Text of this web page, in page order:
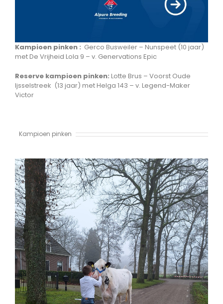
Kampioen pinken : Gerco Busweiler – Nunspeet (10 jaar)
met De Vrijheid Lola 9 – v. Genervations Epic
Reserve kampioen pinken: Lotte Brus – Voorst Oude
Ijsselstreek (13 jaar) met Helga 143 – v. Legend-Maker
Victor
Kampioen pinken